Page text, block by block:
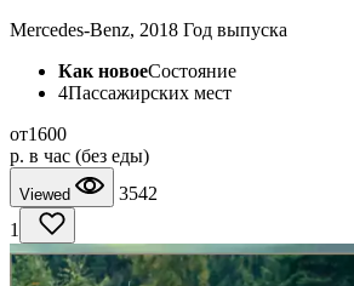
Mercedes-Benz, 2018 Год выпуска
Как новоеСостояние
4Пассажирских мест
от1600
p. в час (без еды)
Viewed
3542
1